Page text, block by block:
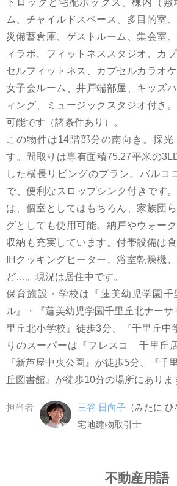
ム、チャイルドスペース、多目的室
災備蓄倉庫、ゲストルーム、集会室
ィラボ、フィットネススタジオ、カ
セルフィットネス、カプセルカラオ
女子会ルーム、井戸端部屋、キッズ
ィング、ミュージックスタジオ付き
可能です（諸条件あり）。
この物件は14階部分の南向き。採
す。間取りは専有面積75.27平米の
した横長リビングのプラン。バルコ
で、便利なスロップシンク付きです
は、個室としてはもちろん、家族団
グとしても使用可能。納戸やウォー
収納も充実しています。付帯設備は
IHクッキングヒーター、浴室乾燥機
ど…。現況は居住中です。
保育施設・学校は『蓮美幼児学園千
ル』・『蓮美幼児学園千里丘北ナー
里丘北小学校』徒歩3分、『千里丘中
りのスーパーは『フレスコ 千里丘
『新芦屋中央公園』が徒歩5分、『千
丘図書館』が徒歩10分の場所にありま
担当者 三谷 日向子（みたに ひ
宅地建物取引士
不動産用語